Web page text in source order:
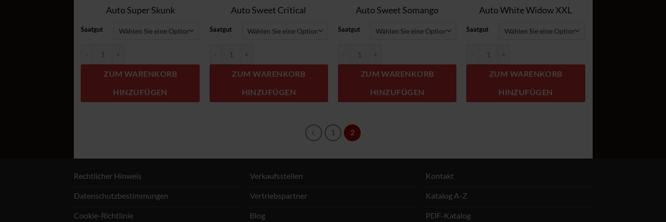
Auto Super Skunk
Saatgut
ZUM WARENKORB
HINZUFÜGEN
Auto Sweet Critical
Saatgut
ZUM WARENKORB
HINZUFÜGEN
Auto Sweet Somango
Saatgut
ZUM WARENKORB
HINZUFÜGEN
Auto White Widow XXL
Saatgut
ZUM WARENKORB
HINZUFÜGEN
1 2
Rechtlicher Hinweis
Datenschutzbestimmungen
Cookie-Richtlinie
Verkaufsstellen
Vertriebspartner
Blog
Kontakt
Katalog A-Z
PDF-Katalog